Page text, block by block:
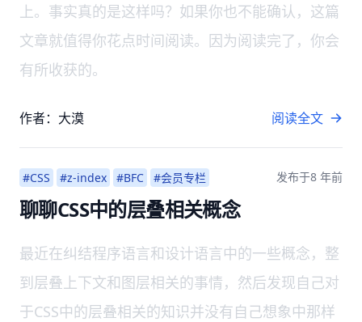
上。事实真的是这样吗？如果你也不能确认，这篇
文章就值得你花点时间阅读。因为阅读完了，你会
有所收获的。
作者：大漠 阅读全文
#CSS #z-index #BFC #会员专栏 发布于8 年前
聊聊CSS中的层叠相关概念
最近在纠结程序语言和设计语言中的一些概念，整
到层叠上下文和图层相关的事情，然后发现自己对
于CSS中的层叠相关的知识并没有自己想象中那样